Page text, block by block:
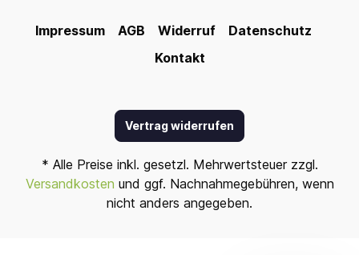
Impressum AGB Widerruf
Datenschutz
Kontakt
Vertrag widerrufen
* Alle Preise inkl. gesetzl. Mehrwertsteuer zzgl.
Versandkosten und ggf. Nachnahmegebühren, wenn
nicht anders angegeben.